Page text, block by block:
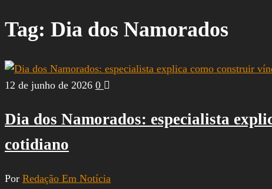
Tag: Dia dos Namorados
12 de junho de 2026 0
Dia dos Namorados: especialista
cotidiano
Por Redação Em Notícia